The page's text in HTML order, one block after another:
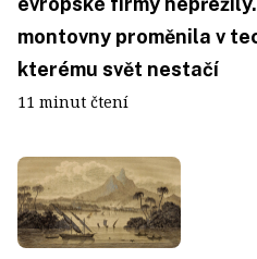
montovny proměnila v
kterému svět nestačí
11 minut čtení